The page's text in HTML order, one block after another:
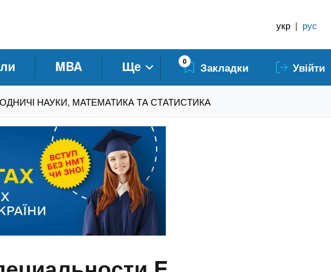
укр | рус
MBA Ще 0 Закладки Увійти
НАУКИ, МАТЕМАТИКА ТА СТАТИСТИКА